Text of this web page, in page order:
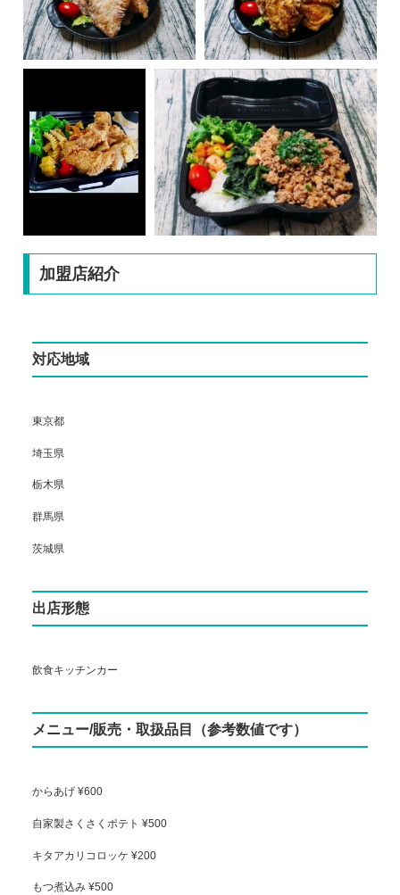
加盟店紹介
対応地域
東京都
埼玉県
栃木県
群馬県
茨城県
出店形態
飲食キッチンカー
メニュー/販売・取扱品目（参考数値です）
からあげ ¥600
自家製さくさくポテト ¥500
キタアカリコロッケ ¥200
もつ煮込み ¥500